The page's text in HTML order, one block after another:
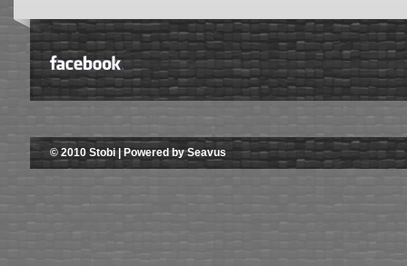
© 2010 Stobi | Powered by Seavus